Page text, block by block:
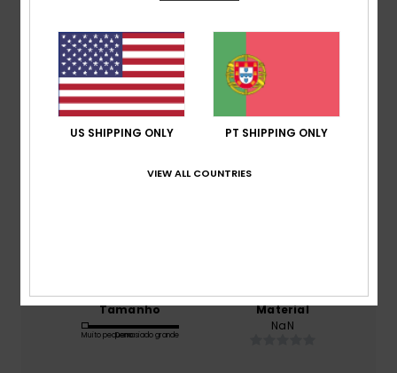
3.0/5
baseado em2 avaliações verificadas
Janeiro 2026
0% dos nossos clientes recomendam este produto
NaN
Tamanho
Muito pequenoDemasiado grande
Material
NaN
US SHIPPING ONLY PT SHIPPING ONLY
VIEW ALL COUNTRIES